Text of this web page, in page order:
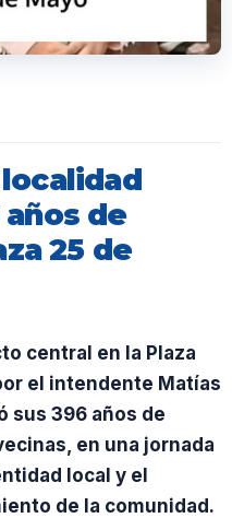
localidad
de
25 de
central en la Plaza
el intendente Matías
sus 396 años de
en una jornada
local y el
de la comunidad.